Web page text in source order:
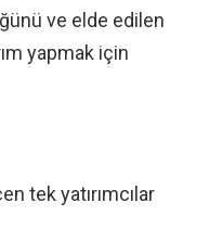
ve elde edilen
yapmak için
tek yatırımcılar